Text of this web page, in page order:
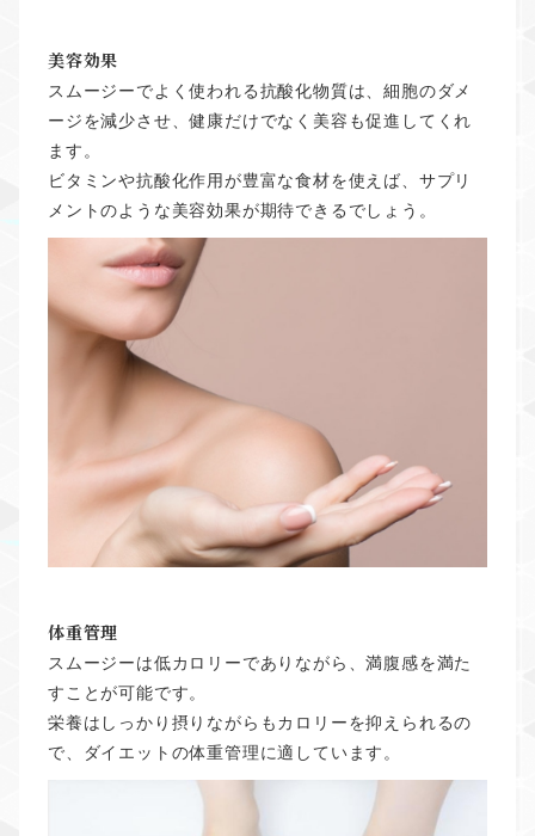
美容効果
スムージーでよく使われる抗酸化物質は、細胞のダメ
ージを減少させ、健康だけでなく美容も促進してくれ
ます。
ビタミンや抗酸化作用が豊富な食材を使えば、サプリ
メントのような美容効果が期待できるでしょう。
体重管理
スムージーは低カロリーでありながら、満腹感を満た
すことが可能です。
栄養はしっかり摂りながらもカロリーを抑えられるの
で、ダイエットの体重管理に適しています。